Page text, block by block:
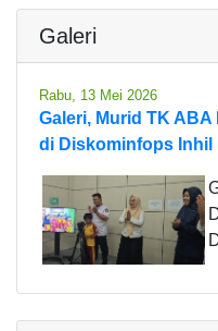
Galeri
Rabu, 13 Mei 2026
Galeri, Murid TK
di Diskominfops Inhil